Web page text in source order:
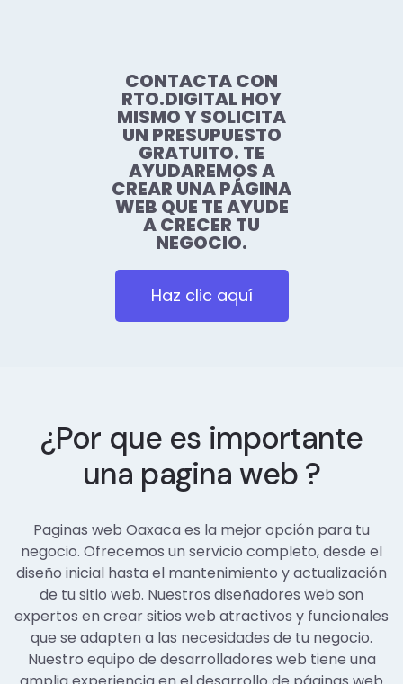
CONTACTA CON
RTO.DIGITAL HOY
MISMO Y SOLICITA
UN PRESUPUESTO
GRATUITO. TE
AYUDAREMOS A
CREAR UNA PÁGINA
WEB QUE TE AYUDE
A CRECER TU
NEGOCIO.
Haz clic aquí
¿Por que es importante
una pagina web ?
Paginas web Oaxaca es la mejor opción para tu
negocio. Ofrecemos un servicio completo, desde el
diseño inicial hasta el mantenimiento y actualización
de tu sitio web. Nuestros diseñadores web son
expertos en crear sitios web atractivos y funcionales
que se adapten a las necesidades de tu negocio.
Nuestro equipo de desarrolladores web tiene una